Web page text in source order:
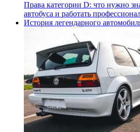
Права категории D: что нужно
автобуса и работать
История легендарного